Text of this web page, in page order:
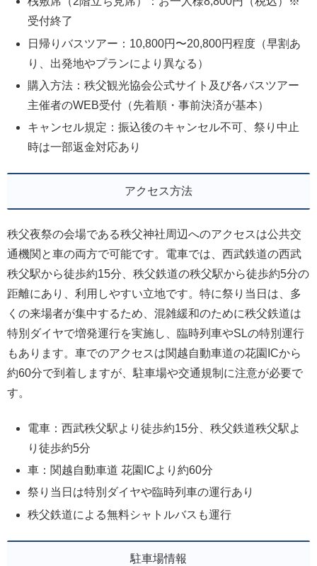
受付終了
日帰りバスツアー：10,800円〜20,800円程度（早割あ
り、出発地やプランにより異なる）
購入方法：秩父観光協会公式サイト及び各バスツアー
主催者のWEB受付（先着順・事前決済が基本）
キャンセル規定：振込後のキャンセル不可、祭り中止
時は一部返金対応あり
アクセス方法
秩父夜祭の会場である秩父神社周辺へのアクセスは公共交
通機関と車の両方で可能です。電車では、西武鉄道の西武
秩父駅から徒歩約15分、秩父鉄道の秩父駅から徒歩約5分の
距離にあり、利用しやすい立地です。特に祭り当日は、多
くの来場者が集中するため、混雑緩和のために秩父鉄道は
特別ダイヤで増発運行を実施し、臨時列車やSLの特別運行
もあります。車でのアクセスは関越自動車道の花園ICから
約60分で到着しますが、駐車場や交通規制に注意が必要で
す。
電車：西武秩父駅より徒歩約15分、秩父鉄道秩父駅よ
り徒歩約5分
車：関越自動車道 花園ICより約60分
祭り当日は特別ダイヤや臨時列車の運行あり
秩父鉄道による無料シャトルバスも運行
駐車場情報